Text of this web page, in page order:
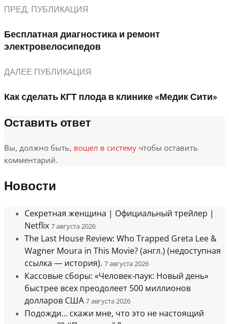
ПРЕД. ПУБЛИКАЦИЯ
Бесплатная диагностика и ремонт
электровелосипедов
ДАЛЕЕ ПУБЛИКАЦИЯ
Как сделать КГТ плода в клинике «Медик Сити»
Оставить ответ
Вы, должно быть, вошел в систему чтобы оставить
комментарий.
Новости
Секретная женщина | Официальный трейлер |
Netflix 7 августа 2026
The Last House Review: Who Trapped Greta Lee &
Wagner Moura in This Movie? (англ.) (недоступная
ссылка — история). 7 августа 2026
Кассовые сборы: «Человек-паук: Новый день»
быстрее всех преодолеет 500 миллионов
долларов США 7 августа 2026
Подожди… скажи мне, что это не настоящий